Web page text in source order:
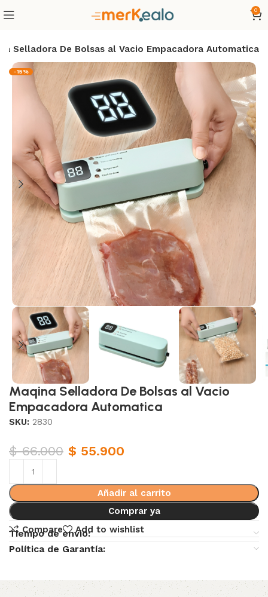
0
Selladora De Bolsas al Vacio Empacadora Automatica
-15%
Maqina Selladora De Bolsas al Vacio
Empacadora Automatica
SKU:2830
$66.000 $ 55.900
Añadir al carrito
Comprar ya
Compare
Add to wishlist
Tiempo de envio:
Política de Garantía: